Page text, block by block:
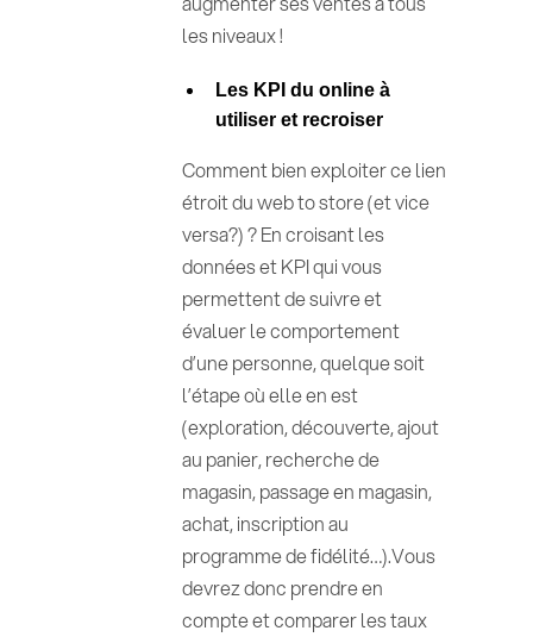
les niveaux !
Les KPI du online à
utiliser et recroiser
Comment bien exploiter ce lien
étroit du web to store (et vice
versa?) ? En croisant les
données et KPI qui vous
permettent de suivre et
évaluer le comportement
d’une personne, quelque soit
l’étape où elle en est
(exploration, découverte, ajout
au panier, recherche de
magasin, passage en magasin,
achat, inscription au
programme de fidélité…).Vous
devrez donc prendre en
compte et comparer les taux